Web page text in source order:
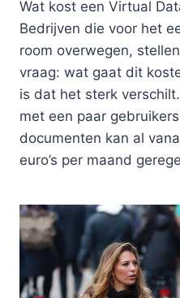
Wat kost een Virtual
Bedrijven die voor het
room overwegen,
vraag: wat gaat dit
is dat het sterk
met een paar
documenten kan al
euro’s per maand